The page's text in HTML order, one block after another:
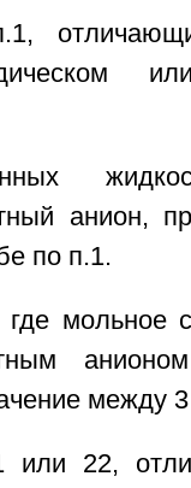
или
анион,
по п.1.
мольное
между
или 22,